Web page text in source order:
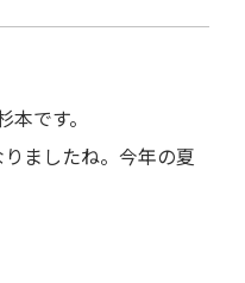
です。
ましたね。今年の夏